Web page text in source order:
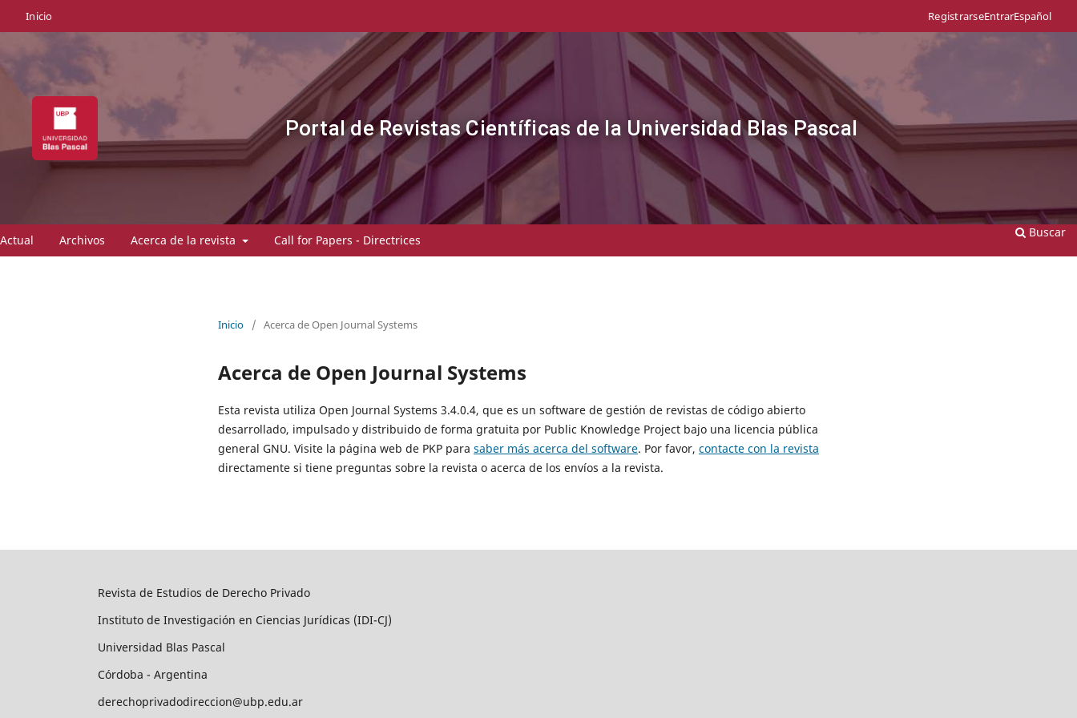
Inicio RegistrarseEntrarEspañol
Portal de Revistas Científicas de la Universidad Blas Pascal
Actual Archivos Acerca de la revista Call for Papers - Directrices
Buscar
Inicio / Acerca de Open Journal Systems
Acerca de Open Journal Systems
Esta revista utiliza Open Journal Systems 3.4.0.4, que es un software de gestión de revistas de código abierto
desarrollado, impulsado y distribuido de forma gratuita por Public Knowledge Project bajo una licencia pública
general GNU. Visite la página web de PKP para saber más acerca del software. Por favor, contacte con la revista
directamente si tiene preguntas sobre la revista o acerca de los envíos a la revista.
Revista de Estudios de Derecho Privado
Instituto de Investigación en Ciencias Jurídicas (IDI-CJ)
Universidad Blas Pascal
Córdoba - Argentina
derechoprivadodireccion@ubp.edu.ar